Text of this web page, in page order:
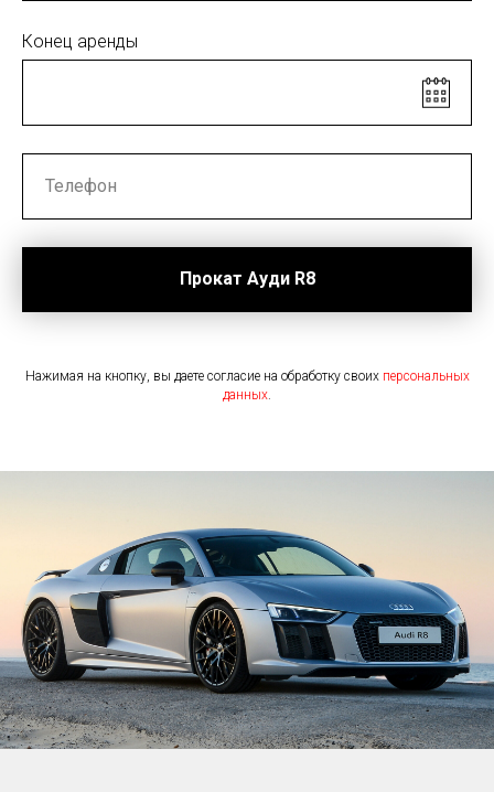
Конец аренды
Прокат Ауди R8
Нажимая на кнопку, вы даете согласие на обработку своих персональных
данных.